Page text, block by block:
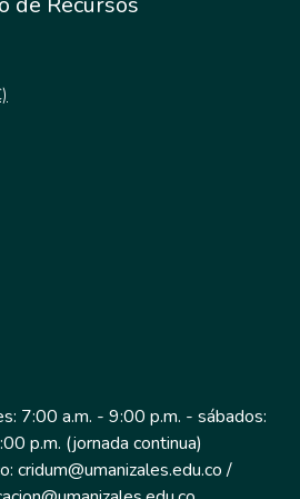
7:00 a.m. - 9:00 p.m. - sábados:
p.m. (jornada continua)
cridum@umanizales.edu.co /